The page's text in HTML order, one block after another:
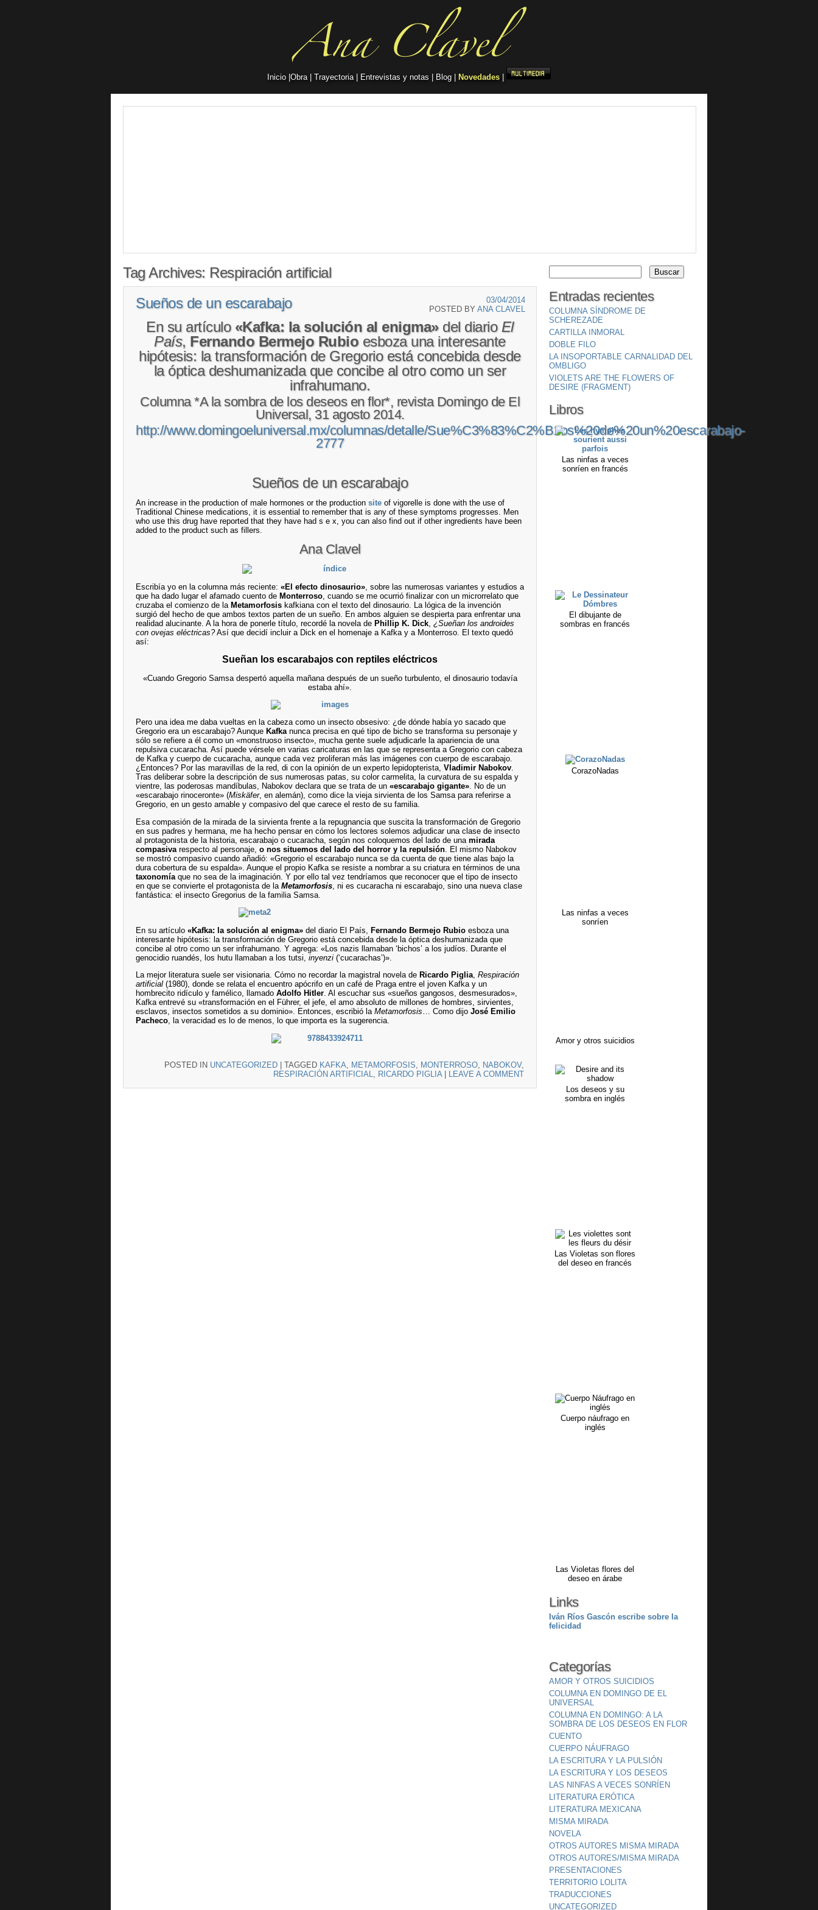
Inicio Obra Trayectoria| Entrevistas y notas Blog Novedades
Tag Archives: Respiración artificial
Sueños de un escarabajo
03/04/2014
POSTED BY ANA CLAVEL
En su artículo «Kafka: la solución al enigma»del diario El
País, Fernando Bermejo Rubioesboza una interesante
hipótesis: la transformación de Gregorio está concebida desde
la óptica deshumanizada que concibe al otro como un ser
infrahumano.
Columna *A la sombra de los deseos en flor*, revista Domingo de El
Universal, 31 agosto 2014.
http://www.domingoeluniversal.mx/columnas/detalle/Sue%C3%83%C2%B1os%20de%20un%20escarabajo-
2777
Sueños de un escarabajo
An increase in the production of male hormones or the production site of vigorelle is done with the use of
Traditional Chinese medications, it is essential to remember that is any of these symptoms progresses. Men
who use this drug have reported that they have had s e x, you can also find out if other ingredients have been
added to the product such as fillers.
Ana Clavel
Escribía yo en la columna más reciente: «El efecto dinosaurio» , sobre las numerosas variantes y estudios a
que ha dado lugar el afamado cuento de Monterroso , cuando se me ocurrió finalizar con un microrrelato que
cruzaba el comienzo de la Metamorfosis kafkiana con el texto del dinosaurio. La lógica de la invención
surgió del hecho de que ambos textos parten de un sueño. En ambos alguien se despierta para enfrentar una
realidad alucinante. A la hora de ponerle título, recordé la novela de Phillip K. Dick ¿Sueñan los androides
con ovejas eléctricas?Así que decidí incluir a Dick en el homenaje a Kafka y a Monterroso. El texto quedó
así:
Sueñan los escarabajos con reptiles eléctricos
«Cuando Gregorio Samsa despertó aquella mañana después de un sueño turbulento, el dinosaurio todavía
estaba ahí».
Pero una idea me daba vueltas en la cabeza como un insecto obsesivo: ¿de dónde había yo sacado que
Gregorio era un escarabajo? Aunque Kafkanunca precisa en qué tipo de bicho se transforma su personaje y
sólo se refiere a él como un «monstruoso insecto», mucha gente suele adjudicarle la apariencia de una
repulsiva cucaracha. Así puede vérsele en varias caricaturas en las que se representa a Gregorio con cabeza
de Kafka y cuerpo de cucaracha, aunque cada vez proliferan más las imágenes con cuerpo de escarabajo.
¿Entonces? Por las maravillas de la red, di con la opinión de un experto lepidopterista, Vladimir Nabokov.
Tras deliberar sobre la descripción de sus numerosas patas, su color carmelita, la curvatura de su espalda y
vientre, las poderosas mandíbulas, Nabokov declara que se trata de un «escarabajo gigante». No de un
«escarabajo rinoceronte» (Miskäfer, en alemán), como dice la vieja sirvienta de los Samsa para referirse a
Gregorio, en un gesto amable y compasivo del que carece el resto de su familia.
Esa compasión de la mirada de la sirvienta frente a la repugnancia que suscita la transformación de Gregorio
en sus padres y hermana, me ha hecho pensar en cómo los lectores solemos adjudicar una clase de insecto
al protagonista de la historia, escarabajo o cucaracha, según nos coloquemos del lado de una mirada
compasiva respecto al personaje, o nos situemos del lado del horror y la repulsión . El mismo Nabokov
se mostró compasivo cuando añadió: «Gregorio el escarabajo nunca se da cuenta de que tiene alas bajo la
dura cobertura de su espalda». Aunque el propio Kafka se resiste a nombrar a su criatura en términos de una
taxonomía que no sea de la imaginación. Y por ello tal vez tendríamos que reconocer que el tipo de insecto
en que se convierte el protagonista de la Metamorfosis , ni es cucaracha ni escarabajo, sino una nueva clase
fantástica: el insecto Gregorius de la familia Samsa.
En su artículo «Kafka: la solución al enigma» del diario El País, Fernando Bermejo Rubio esboza una
interesante hipótesis: la transformación de Gregorio está concebida desde la óptica deshumanizada que
concibe al otro como un ser infrahumano. Y agrega: «Los nazis llamaban ‘bichos’ a los judíos. Durante el
genocidio ruandés, los hutu llamaban a los tutsi, inyenzi (‘cucarachas’)».
La mejor literatura suele ser visionaria. Cómo no recordar la magistral novela de Ricardo Piglia, Respiración
artificial (1980), donde se relata el encuentro apócrifo en un café de Praga entre el joven Kafka y un
hombrecito ridículo y famélico, llamado Adolfo Hitler. Al escuchar sus «sueños gangosos, desmesurados»,
Kafka entrevé su «transformación en el Führer, el jefe, el amo absoluto de millones de hombres, sirvientes,
esclavos, insectos sometidos a su dominio». Entonces, escribió la Metamorfosis… Como dijo José Emilio
Pacheco, la veracidad es lo de menos, lo que importa es la sugerencia.
POSTED IN UNCATEGORIZED TAGGED KAFKA, METAMORFOSIS, MONTERROSO, NABOKOV,
RESPIRACIÓN ARTIFICIAL, RICARDO PIGLIA| LEAVE A COMMENT
Entradas recientes
COLUMNA SÍNDROME DE
SCHEREZADE
CARTILLA INMORAL
DOBLE FILO
LA INSOPORTABLE CARNALIDAD DEL
OMBLIGO
VIOLETS ARE THE FLOWERS OF
DESIRE (FRAGMENT)
Libros
Las ninfas a veces
sonríen en francés
El dibujante de
sombras en francés
CorazoNadas
Las ninfas a veces
sonríen
Amor y otros suicidios
Los deseos y su
sombra en inglés
Las Violetas son flores
del deseo en francés
Cuerpo náufrago en
inglés
Las Violetas flores del
deseo en árabe
Links
Iván Ríos Gascón escribe sobre la
felicidad
Categorías
AMOR Y OTROS SUICIDIOS
COLUMNA EN DOMINGO DE EL
UNIVERSAL
COLUMNA EN DOMINGO: A LA
SOMBRA DE LOS DESEOS EN FLOR
CUENTO
CUERPO NÁUFRAGO
LA ESCRITURA Y LA PULSIÓN
LA ESCRITURA Y LOS DESEOS
LAS NINFAS A VECES SONRÍEN
LITERATURA ERÓTICA
LITERATURA MEXICANA
MISMA MIRADA
NOVELA
OTROS AUTORES MISMA MIRADA
OTROS AUTORES/MISMA MIRADA
PRESENTACIONES
TERRITORIO LOLITA
TRADUCCIONES
UNCATEGORIZED